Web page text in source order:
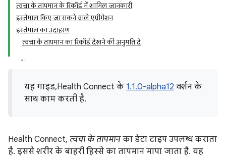
त्वचा के तापमान के रिकॉर्ड में शामिल जानकारी
इस्तेमाल किए जा सकने वाले एग्रीगेशन
इस्तेमाल का उदाहरण
त्वचा के तापमान का रिकॉर्ड देखने की अनुमति दें
यह गाइड, Health Connect के 1.1.0-alpha12 वर्शन के
साथ काम करती है.
Health Connect, त्वचा के तापमानका डेटा टाइप उपलब्ध कराता
है. इससे शरीर के बाहरी हिस्से का तापमान मापा जाता है. यह